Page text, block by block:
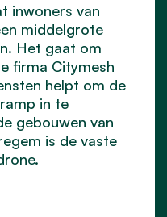
inwoners van
middelgrote
Het gaat om
firma Citymesh
helpt om de
in te
gebouwen van
is de vaste